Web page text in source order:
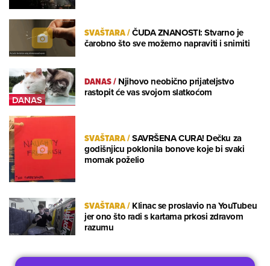
SVAŠTARA/ČUDA ZNANOSTI: Stvarno je
čarobno što sve možemo napraviti i snimiti
DANAS/Njihovo neobično prijateljstvo
rastopit će vas svojom slatkoćom
SVAŠTARA/SAVRŠENA CURA! Dečku za
godišnjicu poklonila bonove koje bi svaki
momak poželio
SVAŠTARA/Klinac se proslavio na YouTubeu
jer ono što radi s kartama prkosi zdravom
razumu